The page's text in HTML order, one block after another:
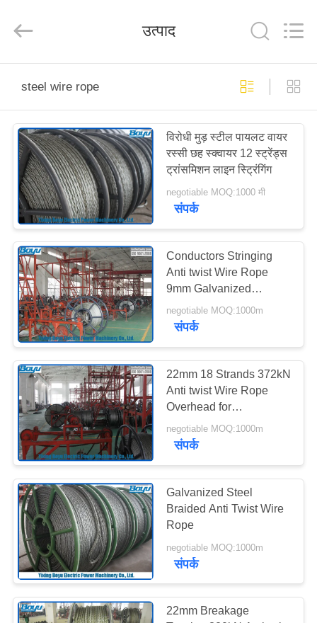
उत्पादों
हमारे
बारे
कारखाना
भ्रमण
गुणवत्ता
नियंत्रण
संपर्क
करें
समाचार
एक
उद्धरण
की
विनती
करे
Power
Machinery
Rights
उत्पाद
steel wire rope
विरोधी मुड़ स्टील पायलट वायर
रस्सी छह स्क्वायर 12 स्ट्रेंड्स
ट्रांसमिशन लाइन स्ट्रिंगिंग
negotiable MOQ:1000 मी
संपर्क
Conductors Stringing
Anti twist Wire Rope
9mm Galvanized
Braided for Power Line 6
Squares
negotiable MOQ:1000m
संपर्क
22mm 18 Strands 372kN
Anti twist Wire Rope
Overhead for
Transmission Line
Stringing Machine
negotiable MOQ:1000m
संपर्क
Galvanized Steel
Braided Anti Twist Wire
Rope
negotiable MOQ:1000m
संपर्क
22mm Breakage